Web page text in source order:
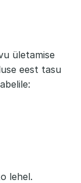
ületamise
eest tasu
lehel.